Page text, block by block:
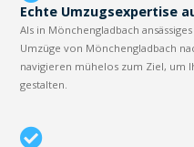
Echte Umzugsexpertise
Als in Mönchengladbach
Umzüge von Mönchengladbach
navigieren mühelos zum Ziel, um
gestalten.